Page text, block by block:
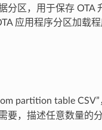
分区，用于保存
应用程序分区加载
partition table
要，描述任意数量的分